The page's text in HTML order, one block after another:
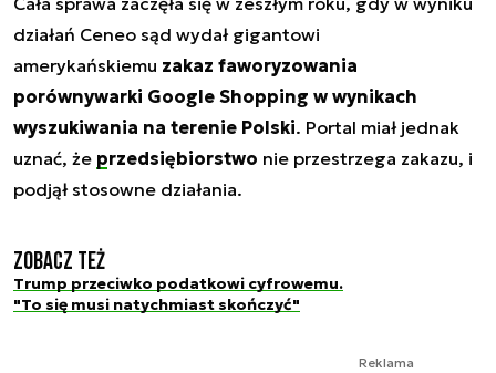
działań Ceneo sąd wydał gigantowi
amerykańskiemu zakaz faworyzowania
porównywarki Google Shopping w wynikach
wyszukiwania na terenie Polski. Portal miał jednak
uznać, że przedsiębiorstwo nie przestrzega zakazu, i
podjął stosowne działania.
Zobacz też
Trump przeciwko podatkowi cyfrowemu.
"To się musi natychmiast skończyć"
Reklama